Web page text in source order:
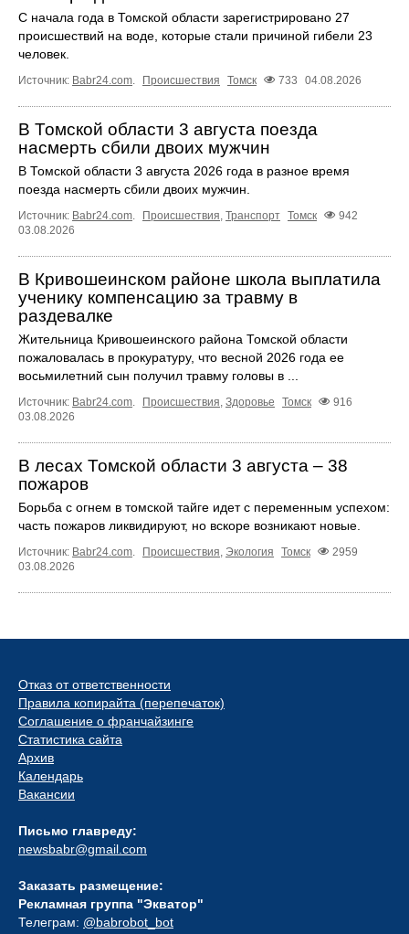
С начала года в Томской области зарегистрировано 27
происшествий на воде, которые стали причиной гибели 23
человек.
Источник: Babr24.com. Происшествия Томск 733 04.08.2026
В Томской области 3 августа поезда
насмерть сбили двоих мужчин
В Томской области 3 августа 2026 года в разное время
поезда насмерть сбили двоих мужчин.
Источник: Babr24.com. Происшествия, Транспорт Томск
942
03.08.2026
В Кривошеинском районе школа выплатила
ученику компенсацию за травму в
раздевалке
Жительница Кривошеинского района Томской области
пожаловалась в прокуратуру, что весной 2026 года ее
восьмилетний сын получил травму головы в ...
Источник: Babr24.com. Происшествия, Здоровье Томск
916
03.08.2026
В лесах Томской области 3 августа – 38
пожаров
Борьба с огнем в томской тайге идет с переменным успехом:
часть пожаров ликвидируют, но вскоре возникают новые.
Источник: Babr24.com. Происшествия, Экология Томск
2959
03.08.2026
Отказ от ответственности
Правила копирайта (перепечаток)
Соглашение о франчайзинге
Статистика сайта
Архив
Календарь
Вакансии
Письмо главреду:
newsbabr@gmail.com
Заказать размещение:
Рекламная группа "Экватор"
Телеграм: @babrobot_bot